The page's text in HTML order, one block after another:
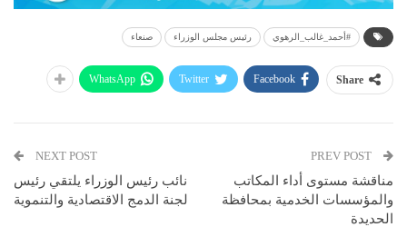
#أحمد_غالب_الرهوي رئيس مجلس الوزراء صنعاء
Share
Facebook
Twitter
WhatsApp
مناقشة مستوى أداء المكاتب
والمؤسسات الخدمية بمحافظة
الحديدة
NEXT POST
نائب رئيس الوزراء يلتقي رئيس
لجنة الدمج الاقتصادية والتنموية